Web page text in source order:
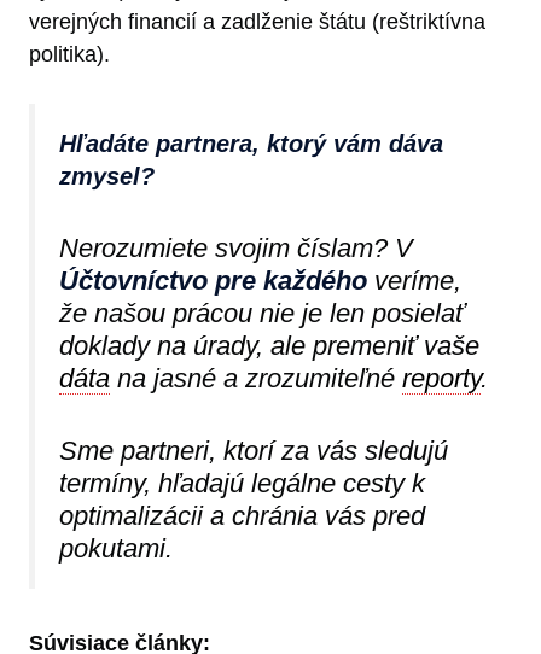
verejných financií a zadlženie štátu (reštriktívna
politika).
Hľadáte partnera, ktorý vám dáva
zmysel?
Nerozumiete svojim číslam? V
Účtovníctvo pre každého veríme,
že našou prácou nie je len posielať
doklady na úrady, ale premeniť vaše
dáta na jasné a zrozumiteľné reporty.
Sme partneri, ktorí za vás sledujú
termíny, hľadajú legálne cesty k
optimalizácii a chránia vás pred
pokutami.
Súvisiace články: